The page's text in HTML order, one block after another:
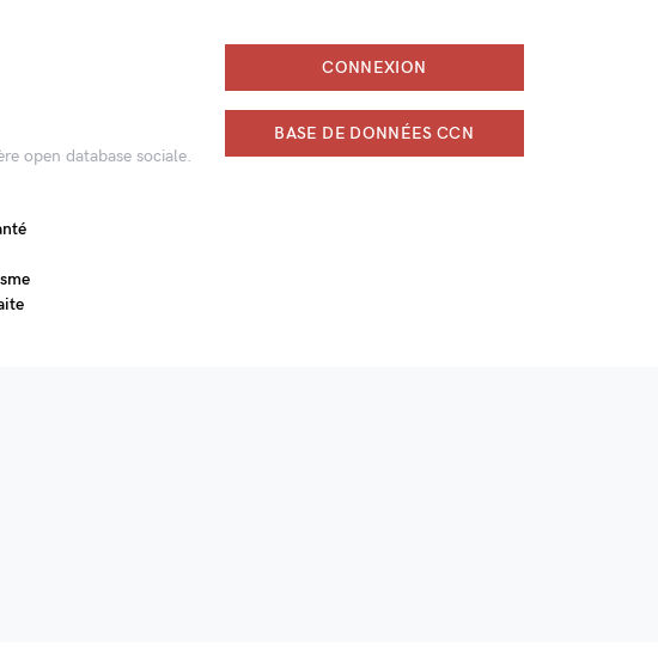
open database sociale.
CONNEXION
BASE DE DONNÉES CCN